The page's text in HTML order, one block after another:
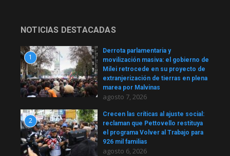
NOTICIAS DESTACADAS
1
Derrota parlamentaria y
movilización masiva: el gobierno de
Milei retrocede en su proyecto de
extranjerización de tierras en plena
marea por Malvinas
agosto 7, 2026
2
Crecen las críticas al ajuste social:
reclaman que Pettovello restituya
el programa Volver al Trabajo para
926 mil familias
agosto 6, 2026